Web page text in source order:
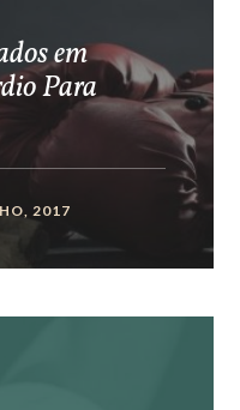
em
Para
2017